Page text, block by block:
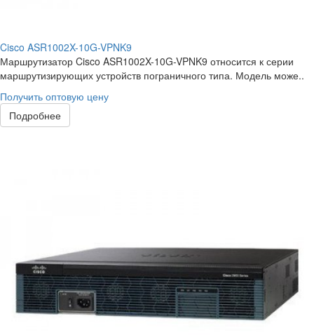
Cisco ASR1002X-10G-VPNK9
Маршрутизатор Cisco ASR1002X-10G-VPNK9 относится к серии
маршрутизирующих устройств пограничного типа. Модель може..
Получить оптовую цену
Подробнее